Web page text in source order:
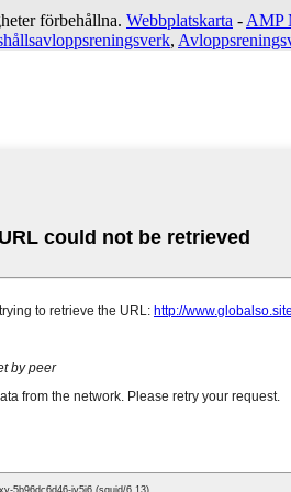
förbehållna. Webbplatskarta - AMP
,